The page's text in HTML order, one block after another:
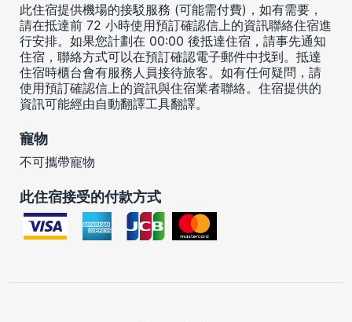
此住宿提供機場的接駁服務 (可能需付費)，如有需要，
請在抵達前 72 小時使用預訂確認信上的資訊聯絡住宿進
行安排。如果您計劃在 00:00 後抵達住宿，請事先通知
住宿，聯絡方式可以在預訂確認電子郵件中找到。抵達
住宿時櫃台會有服務人員接待旅客。如有任何疑問，請
使用預訂確認信上的資訊與住宿業者聯絡。住宿提供的
資訊可能經由自動翻譯工具翻譯。
寵物
不可攜帶寵物
此住宿接受的付款方式